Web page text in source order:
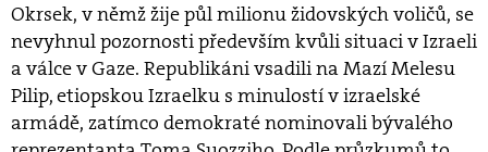
Okrsek, v němž žije půl milionu židovských voličů, se
nevyhnul pozornosti především kvůli situaci v Izraeli
a válce v Gaze. Republikáni vsadili na Mazí Melesu
Pilip, etiopskou Izraelku s minulostí v izraelské
armádě, zatímco demokraté nominovali bývalého